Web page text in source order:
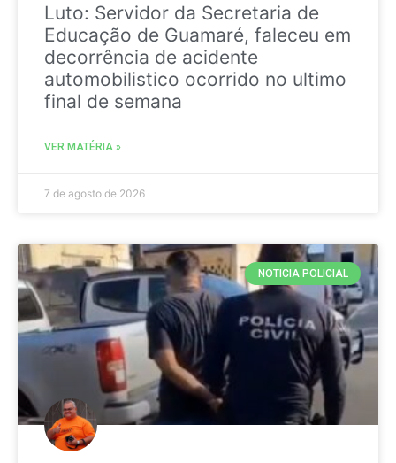
Luto: Servidor da Secretaria de
Educação de Guamaré, faleceu em
decorrência de acidente
automobilistico ocorrido no ultimo
final de semana
VER MATÉRIA »
7 de agosto de 2026
NOTICIA POLICIAL